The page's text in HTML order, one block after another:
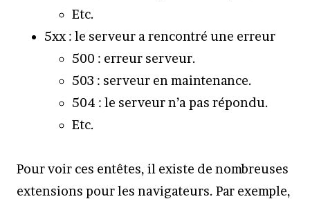
Etc.
5xx : le serveur a rencontré une erreur
500 : erreur serveur.
503 : serveur en maintenance.
504 : le serveur n’a pas répondu.
Etc.
Pour voir ces entêtes, il existe de nombreuses
extensions pour les navigateurs. Par exemple,